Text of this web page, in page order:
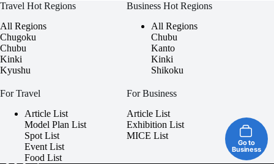
Go to
Business
Travel Hot Regions
All Regions
Chugoku
Chubu
Kinki
Kyushu
Business Hot Regions
All Regions
Chubu
Kanto
Kinki
Shikoku
For Travel
Article List
Model Plan List
Spot List
Event List
Food List
For Business
Article List
Exhibition List
MICE List